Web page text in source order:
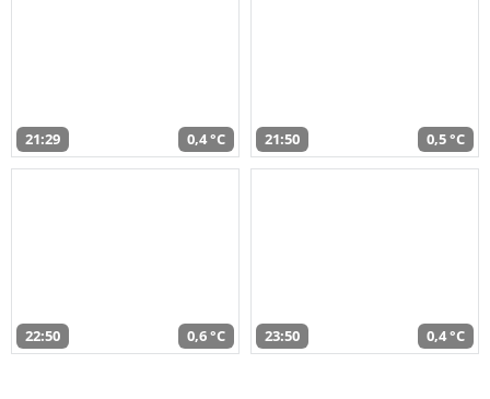
21:29 0,4 °C 21:50 0,5 °C
22:50 0,6 °C 23:50 0,4 °C